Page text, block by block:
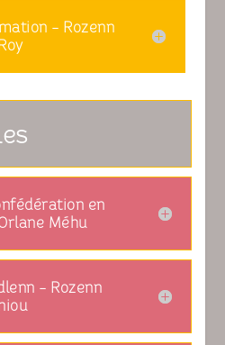
- Rozenn
en
Méhu
- Rozenn